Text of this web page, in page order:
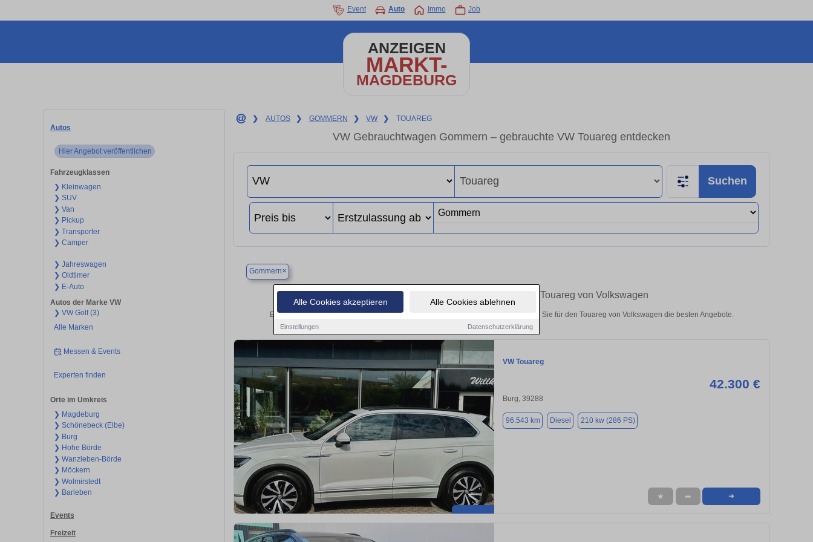
Alle Cookies akzeptieren Alle Cookies ablehnen
Einstellungen Datenschutzerklärung
Event Auto Immo Job
ANZEIGEN
MARKT-
MAGDEBURG
Autos
Hier Angebot veröffentlichen
Fahrzeugklassen
❯ Kleinwagen
❯ SUV
❯ Van
❯ Pickup
❯ Transporter
❯ Camper
❯ Jahreswagen
❯ Oldtimer
❯ E-Auto
Autos der Marke VW
❯ VW Golf (3)
Alle Marken
Messen & Events
Experten finden
Orte im Umkreis
❯ Magdeburg
❯ Schönebeck (Elbe)
❯ Burg
❯ Hohe Börde
❯ Wanzleben-Börde
❯ Möckern
❯ Wolmirstedt
❯ Barleben
Events
Freizeit
❯ AUTOS ❯ GOMMERN ❯ VW ❯ TOUAREG
VW Gebrauchtwagen Gommern – gebrauchte VW Touareg entdecken
Suchen
Gommern×
Finden Sie in Gommern Ihren gebrauchten Touareg von Volkswagen
Entdecken Sie in Gommern gebrauchte VW Touareg Gebrauchtwagen. Hier finden Sie für den Touareg von Volkswagen die besten Angebote.
VW Touareg
42.300 €
Burg, 39288
96.543 km Diesel 210 kw (286 PS)
★ ➦ ➜